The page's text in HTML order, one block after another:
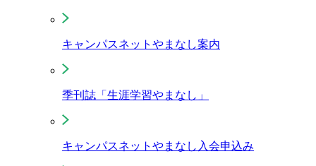
キャンパスネットやまなし案内
季刊誌「生涯学習やまなし」
キャンパスネットやまなし入会申込み